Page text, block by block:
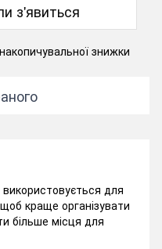
з'явиться
знижки
використовується для
краще організувати
більше місця для